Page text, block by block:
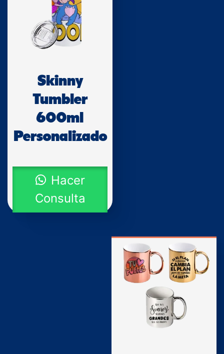
Skinny
Tumbler
600ml
Personalizado
Hacer
Consulta